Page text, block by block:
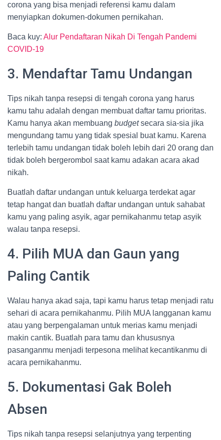
corona yang bisa menjadi referensi kamu dalam
menyiapkan dokumen-dokumen pernikahan.
Baca kuy: Alur Pendaftaran Nikah Di Tengah Pandemi
COVID-19
3. Mendaftar Tamu Undangan
Tips nikah tanpa resepsi di tengah corona yang harus
kamu tahu adalah dengan membuat daftar tamu prioritas.
Kamu hanya akan membuang budgetsecara sia-sia jika
mengundang tamu yang tidak spesial buat kamu. Karena
terlebih tamu undangan tidak boleh lebih dari 20 orang dan
tidak boleh bergerombol saat kamu adakan acara akad
nikah.
Buatlah daftar undangan untuk keluarga terdekat agar
tetap hangat dan buatlah daftar undangan untuk sahabat
kamu yang paling asyik, agar pernikahanmu tetap asyik
walau tanpa resepsi.
4. Pilih MUA dan Gaun yang
Paling Cantik
Walau hanya akad saja, tapi kamu harus tetap menjadi ratu
sehari di acara pernikahanmu. Pilih MUA langganan kamu
atau yang berpengalaman untuk merias kamu menjadi
makin cantik. Buatlah para tamu dan khususnya
pasanganmu menjadi terpesona melihat kecantikanmu di
acara pernikahanmu.
5. Dokumentasi Gak Boleh
Absen
Tips nikah tanpa resepsi selanjutnya yang terpenting